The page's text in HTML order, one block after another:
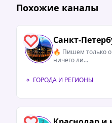
Похожие каналы
1 Санкт-
🔥 Пишем только о
ничего ли...
ГОРОДА И РЕГИОНЫ